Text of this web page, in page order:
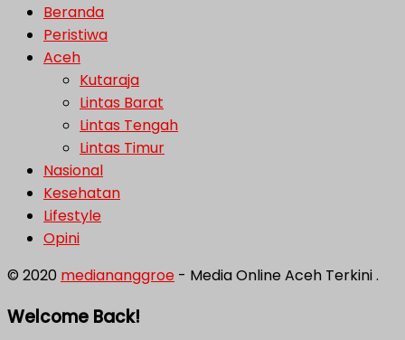
Beranda
Peristiwa
Aceh
Kutaraja
Lintas Barat
Lintas Tengah
Lintas Timur
Nasional
Kesehatan
Lifestyle
Opini
© 2020 mediananggroe - Media Online Aceh Terkini .
Welcome Back!